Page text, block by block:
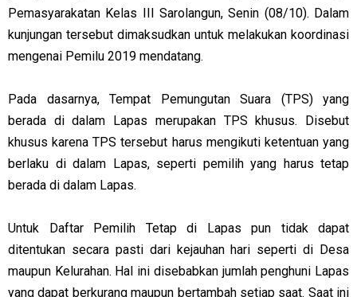
Pemasyarakatan Kelas III Sarolangun, Senin (08/10). Dalam
kunjungan tersebut dimaksudkan untuk melakukan koordinasi
mengenai Pemilu 2019 mendatang.
Pada dasarnya, Tempat Pemungutan Suara (TPS) yang
berada di dalam Lapas merupakan TPS khusus. Disebut
khusus karena TPS tersebut harus mengikuti ketentuan yang
berlaku di dalam Lapas, seperti pemilih yang harus tetap
berada di dalam Lapas.
Untuk Daftar Pemilih Tetap di Lapas pun tidak dapat
ditentukan secara pasti dari kejauhan hari seperti di Desa
maupun Kelurahan. Hal ini disebabkan jumlah penghuni Lapas
yang dapat berkurang maupun bertambah setiap saat. Saat ini